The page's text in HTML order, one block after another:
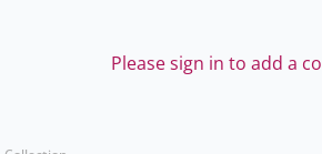
Please sign in to add a